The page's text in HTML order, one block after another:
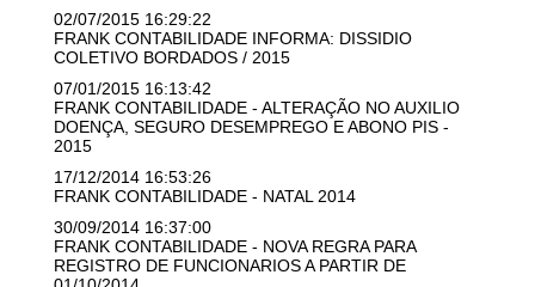
02/07/2015 16:29:22
FRANK CONTABILIDADE INFORMA: DISSIDIO
COLETIVO BORDADOS / 2015
07/01/2015 16:13:42
FRANK CONTABILIDADE - ALTERAÇÃO NO AUXILIO
DOENÇA, SEGURO DESEMPREGO E ABONO PIS -
2015
17/12/2014 16:53:26
FRANK CONTABILIDADE - NATAL 2014
30/09/2014 16:37:00
FRANK CONTABILIDADE - NOVA REGRA PARA
REGISTRO DE FUNCIONARIOS A PARTIR DE